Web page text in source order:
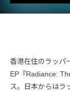
香港在住のラッパ
EP『Radiance:
ス。日本からはラ